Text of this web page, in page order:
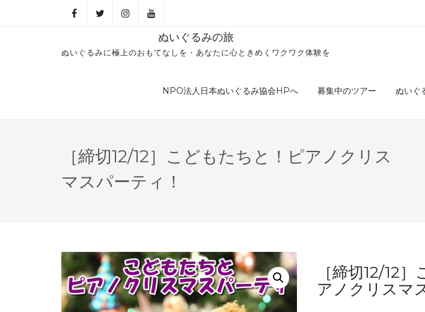
ぬいぐるみの旅
ぬいぐるみに極上のおもてなしを・あなたに心ときめくワクワク体験を
NPO法人日本ぬいぐるみ協会HPへ 募集中のツアー ぬいぐ
［締切12/12］こどもたちと！ピアノクリス
マスパーティ！
［締切12/12
アノクリスマ